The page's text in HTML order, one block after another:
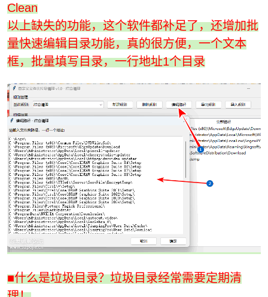
po
jie.
Clean
以上缺失的功能，这个软件都补足了，还增加批
量快速编辑目录功能，真的很方便，一个文本
框，批量填写目录，一行地址1个目录
■什么是垃圾目录？垃圾目录经常需要定期清